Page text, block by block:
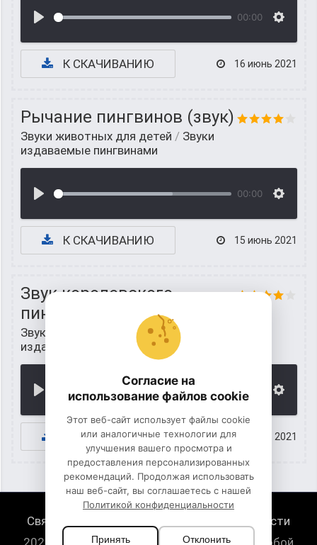
00:00
К СКАЧИВАНИЮ 16 июнь 2021
Рычание пингвинов (звук)
Звуки животных для детей / Звуки
издаваемые пингвинами
00:00
К СКАЧИВАНИЮ 15 июнь 2021
Звук королевского
пингвина
Звуки животных для детей /
издаваемые пингвинами
00:00
К СКАЧИВАНИЮ 15 июнь 2021
Связь с нами
Политика конфиденциальности
2026 HugeSounds.com - скачать звуки на любой
Согласие на
использование файлов cookie
Этот веб-сайт использует файлы cookie
или аналогичные технологии для
улучшения вашего просмотра и
предоставления персонализированных
рекомендаций. Продолжая использовать
наш веб-сайт, вы соглашаетесь с нашей
Политикой конфиденциальности
Принять Отклонить